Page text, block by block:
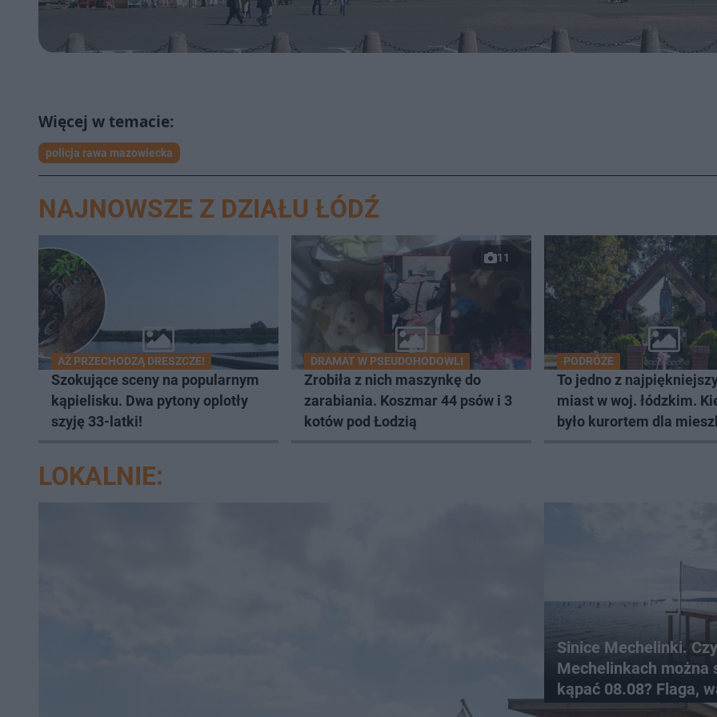
policja rawa mazowiecka
NAJNOWSZE Z DZIAŁU ŁÓDŹ
AŻ PRZECHODZĄ DRESZCZE!
Szokujące sceny na popularnym
kąpielisku. Dwa pytony oplotły
szyję 33-latki!
11
DRAMAT W PSEUDOHODOWLI
Zrobiła z nich maszynkę do
zarabiania. Koszmar 44 psów i 3
kotów pod Łodzią
PODRÓŻE
To jedno z
miast w woj. łódzkim.
było kurortem dla
LOKALNIE:
Sinice Mechelinki.
Mechelinkach można
kąpać 08.08? Flaga,